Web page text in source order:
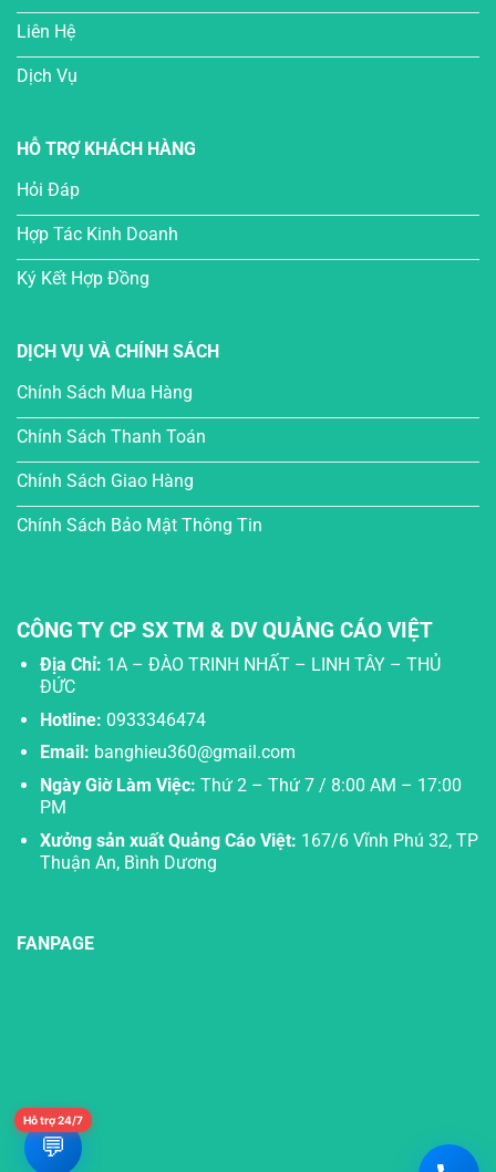
Liên Hệ
Dịch Vụ
HỖ TRỢ KHÁCH HÀNG
Hỏi Đáp
Hợp Tác Kinh Doanh
Ký Kết Hợp Đồng
DỊCH VỤ VÀ CHÍNH SÁCH
Chính Sách Mua Hàng
Chính Sách Thanh Toán
Chính Sách Giao Hàng
Chính Sách Bảo Mật Thông Tin
CÔNG TY CP SX TM & DV QUẢNG CÁO VIỆT
Địa Chỉ: 1A – ĐÀO TRINH NHẤT – LINH TÂY – THỦ
ĐỨC
Hotline: 0933346474
Email: banghieu360@gmail.com
Ngày Giờ Làm Việc: Thứ 2 – Thứ 7 / 8:00 AM – 17:00
PM
Xưởng sản xuất Quảng Cáo Việt: 167/6 Vĩnh Phú 32, TP
Thuận An, Bình Dương
FANPAGE
💬
Hỗ trợ 24/7